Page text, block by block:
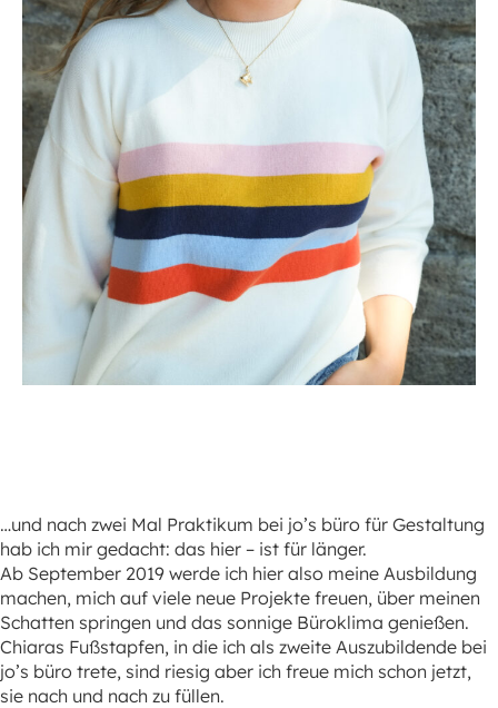
…und nach zwei Mal Praktikum bei jo’s büro für Gestaltung
hab ich mir gedacht: das hier – ist für länger.
Ab September 2019 werde ich hier also meine Ausbildung
machen, mich auf viele neue Projekte freuen, über meinen
Schatten springen und das sonnige Büroklima genießen.
Chiaras Fußstapfen, in die ich als zweite Auszubildende bei
jo’s büro trete, sind riesig aber ich freue mich schon jetzt,
sie nach und nach zu füllen.